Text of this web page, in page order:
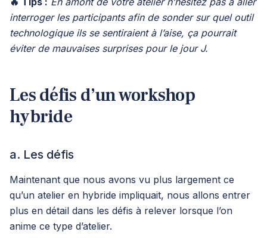
interroger les participants afin de sonder sur quel outil
technologique ils se sentiraient à l’aise, ça pourrait
éviter de mauvaises surprises pour le jour J.
Les défis d’un workshop
hybride
a. Les défis
Maintenant que nous avons vu plus largement ce
qu’un atelier en hybride impliquait, nous allons entrer
plus en détail dans les défis à relever lorsque l’on
anime ce type d’atelier.